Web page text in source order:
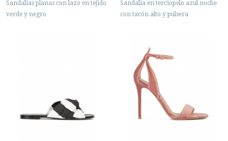
Sandalias planas con lazo en tejido
verde y negro
Sandalia en terciopelo azul noche
con tacón alto y pulsera